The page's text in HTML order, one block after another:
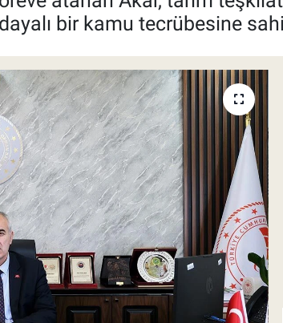
bir kamu tecrübesine